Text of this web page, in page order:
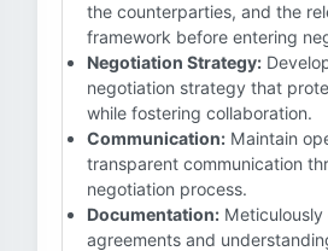
the counterparties, and the
framework before entering
Negotiation Strategy:
negotiation strategy that
while fostering collaboration.
Communication: Maintain
transparent communication
negotiation process.
Documentation:
agreements and